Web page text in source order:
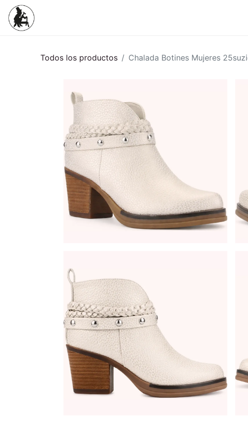
Todos los productos Chalada Botines Mujeres